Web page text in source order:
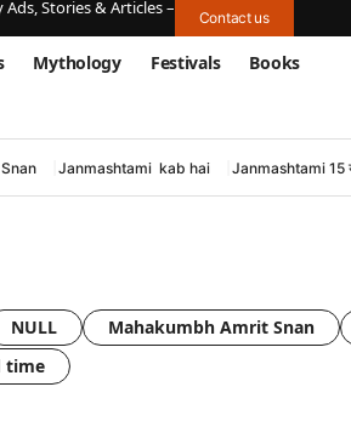
Ads, Stories & Articles – Contact us
Mythology Festivals Books
Janmashtami kab hai Janmashtami 15
NULL Mahakumbh Amrit Snan
time